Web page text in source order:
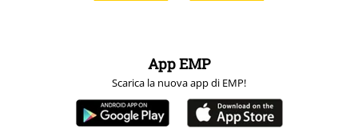
App EMP
Scarica la nuova app di EMP!